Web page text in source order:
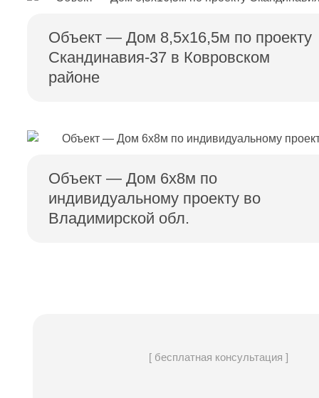
Объект — Дом 8,5х16,5м по проекту
Скандинавия-37 в Ковровском
районе
Объект — Дом 6х8м по
индивидуальному проекту во
Владимирской обл.
[ бесплатная консультация ]